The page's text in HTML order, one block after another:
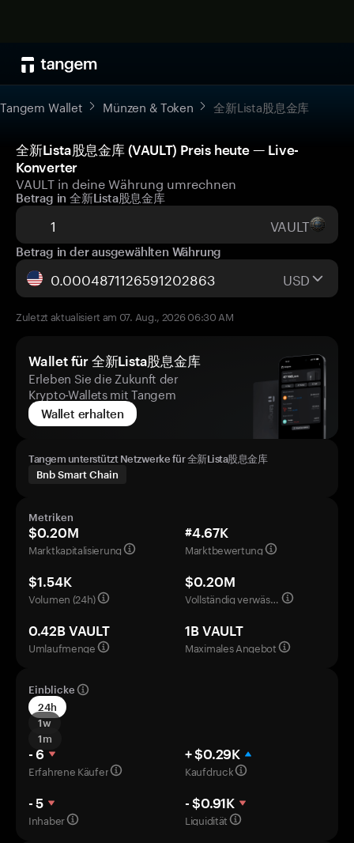
Tangem Wallet Münzen & Token 全新Lista股息金库
全新Lista股息金库 (VAULT) Preis heute — Live-
Konverter
VAULT in deine Währung umrechnen
Betrag in 全新Lista股息金库
VAULT
Betrag in der ausgewählten Währung
USD
Zuletzt aktualisiert am 07. Aug., 2026 06:30 AM
Wallet für 全新Lista股息金库
Erleben Sie die Zukunft der
Krypto-Wallets mit Tangem
Wallet erhalten
Tangem unterstützt Netzwerke für 全新Lista股息金库
Bnb Smart Chain
Metriken
$0.20M
Marktkapitalisierung
#4.67K
Marktbewertung
$1.54K
Volumen (24h)
$0.20M
Vollständig verwässerte Bewertung
0.42B VAULT
Umlaufmenge
1B VAULT
Maximales Angebot
Einblicke
24h
1w
1m
- 6
Erfahrene Käufer
+ $0.29K
Kaufdruck
- 5
Inhaber
- $0.91K
Liquidität